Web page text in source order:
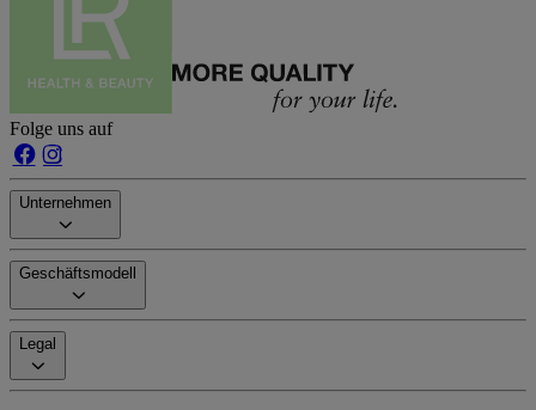
Folge uns auf
Unternehmen
Geschäftsmodell
Legal